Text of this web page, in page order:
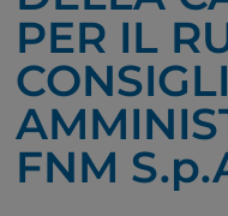
PER IL
FNM